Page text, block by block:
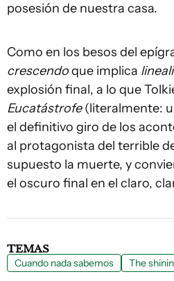
posesión de nuestra casa.
Como en los besos del
crescendoque implica
explosión final, a lo que
Eucatástrofe(literalmente:
el definitivo giro de los
al protagonista del terrible
supuesto la muerte, y
el oscuro final en el claro,
TEMAS
Cuando nada sabemos The